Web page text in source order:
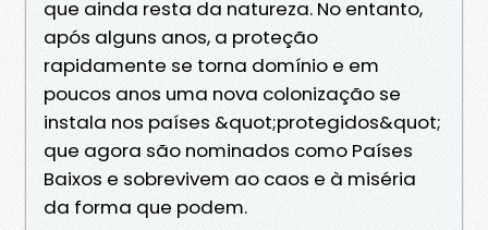
que ainda resta da natureza. No entanto,
após alguns anos, a proteção
rapidamente se torna domínio e em
poucos anos uma nova colonização se
instala nos países &quot;protegidos&quot;
que agora são nominados como Países
Baixos e sobrevivem ao caos e à miséria
da forma que podem.